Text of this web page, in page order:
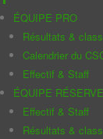
ÉQUIPE PRO
Résultats &
Calendrier du
Effectif & Staff
ÉQUIPE RÉSERVE
Effectif & Staff
Résultats &